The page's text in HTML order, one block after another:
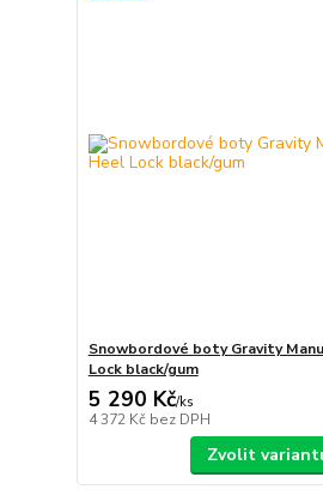
Snowbordové boty Gravity
Lock black/gum
5 290 Kč/ks
4 372 Kč bez DPH
Zvolit